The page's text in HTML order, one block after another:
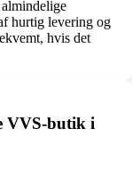
hurtig levering og
hvis det
VVS-butik i